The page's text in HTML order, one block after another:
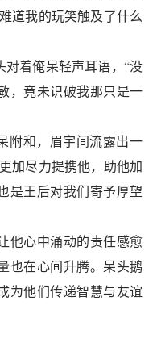
道我的玩笑触及了什么
着俺呆轻声耳语，“没
，竟未识破我那只是一
附和，眉宇间流露出一
加尽力提携他，助他加
是王后对我们寄予厚望
他心中涌动的责任感愈
也在心间升腾。呆头鹅
为他们传递智慧与友谊